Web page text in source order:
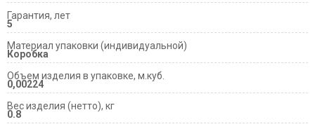
Гарантия, лет
5
Материал упаковки (индивидуальной)
Коробка
Объем изделия в упаковке, м.куб.
0,00224
Вес изделия (нетто), кг
0.8